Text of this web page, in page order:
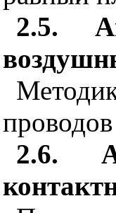
2.5.
2.6.